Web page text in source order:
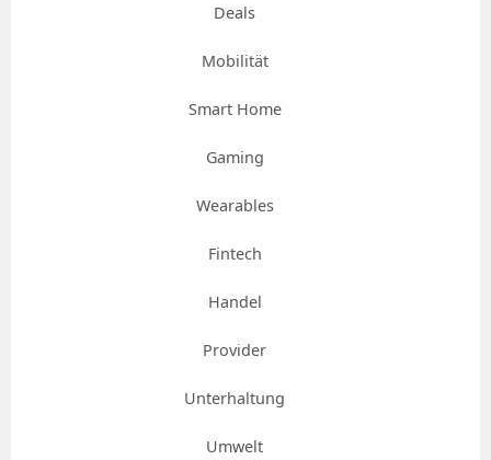
Deals
Mobilität
Smart Home
Gaming
Wearables
Fintech
Handel
Provider
Unterhaltung
Umwelt